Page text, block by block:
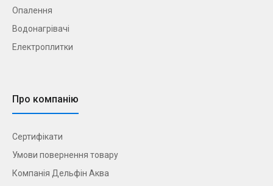
Опалення
Водонагрівачі
Електроплитки
Про компанію
Сертифікати
Умови повернення товару
Компанія Дельфін Аква